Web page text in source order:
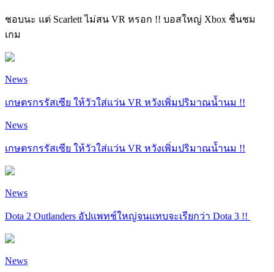
ชอบนะ แต่ Scarlett ไม่สน VR หรอก !! บอสใหญ่ Xbox ชื่นชม
เกม
News
เกษตรกรรัสเซีย ให้วัวใส่แว่น VR หวังเพิ่มปริมาณน้ำนม !!
News
เกษตรกรรัสเซีย ให้วัวใส่แว่น VR หวังเพิ่มปริมาณน้ำนม !!
News
Dota 2 Outlanders อัปแพทช์ใหญ่จนแทบจะเรียกว่า Dota 3 !!
News